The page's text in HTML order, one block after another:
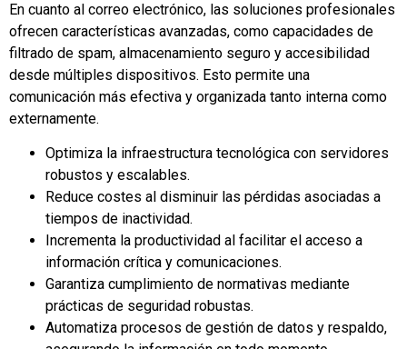
En cuanto al correo electrónico, las soluciones profesionales
ofrecen características avanzadas, como capacidades de
filtrado de spam, almacenamiento seguro y accesibilidad
desde múltiples dispositivos. Esto permite una
comunicación más efectiva y organizada tanto interna como
externamente.
Optimiza la infraestructura tecnológica con servidores
robustos y escalables.
Reduce costes al disminuir las pérdidas asociadas a
tiempos de inactividad.
Incrementa la productividad al facilitar el acceso a
información crítica y comunicaciones.
Garantiza cumplimiento de normativas mediante
prácticas de seguridad robustas.
Automatiza procesos de gestión de datos y respaldo,